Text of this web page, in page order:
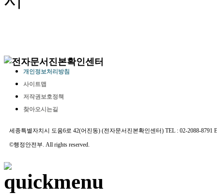
개인정보처리방침
사이트맵
저작권보호정책
찾아오시는길
세종특별자치시 도움6로 42(어진동) (전자문서진본확인센터) TEL : 02-2088-8791
©행정안전부. All rights reserved.